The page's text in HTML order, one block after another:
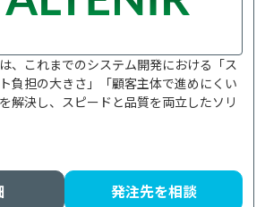
、これまでのシステム開発における「ス
負担の大きさ」「顧客主体で進めにくい
解決し、スピードと品質を両立したソリ
発注先を相談